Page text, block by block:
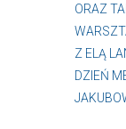
ORAZ
Z ELĄ
DZIEŃ